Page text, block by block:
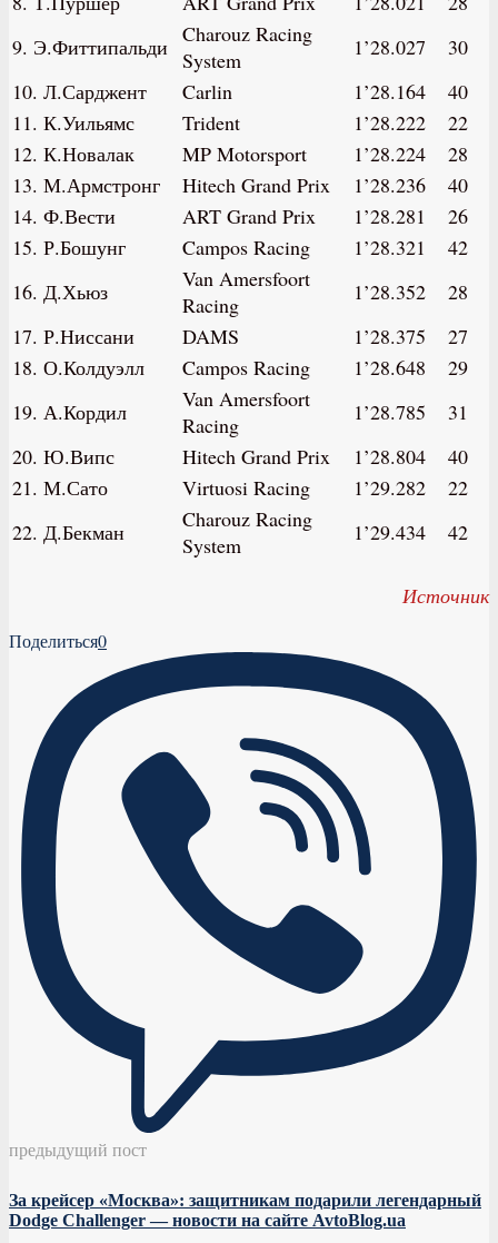
9. Э.Фиттипальди Charouz Racing
System
1’28.027
30
10. Л.Сарджент
Carlin 1’28.164
40
11. К.Уильямс
Trident 1’28.222
22
12. К.Новалак
MP Motorsport 1’28.224
28
13. М.Армстронг
Hitech Grand Prix 1’28.236
40
14. Ф.Вести
ART Grand Prix 1’28.281
26
15. Р.Бошунг
Campos Racing 1’28.321
42
16. Д.Хьюз
Van Amersfoort
Racing
1’28.352
28
17. Р.Ниссани
DAMS 1’28.375
27
18. О.Колдуэлл
Campos Racing 1’28.648
29
19. А.Кордил
Van Amersfoort
Racing
1’28.785
31
20. Ю.Випс
Hitech Grand Prix 1’28.804
40
21. М.Сато
Virtuosi Racing 1’29.282
22
22. Д.Бекман
Charouz Racing
System
1’29.434 42
Источник
Поделиться0
предыдущий пост
За крейсер «Москва»: защитникам подарили легендарный
Dodge Challenger — новости на сайте AvtoBlog.ua